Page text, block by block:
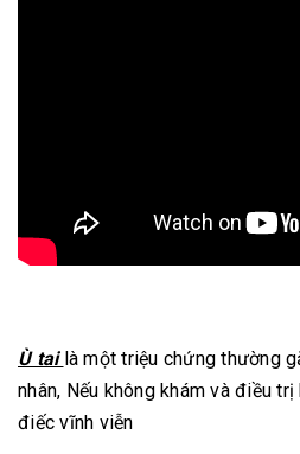
Ù tai là một triệu chứng thường
nhân, Nếu không khám và điều
điếc vĩnh viễn